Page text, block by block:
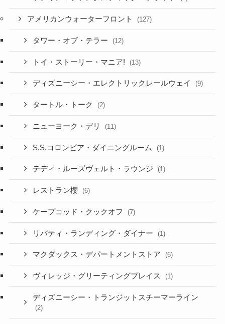
アメリカンウォーターフロント (127)
タワー・オブ・テラー (12)
トイ・ストーリー・マニア! (13)
ディズニーシー・エレクトリックレールウェイ (9)
タートル・トーク (2)
ニューヨーク・デリ (11)
S.S.コロンビア・ダイニングルーム (1)
テディ・ルーズヴェルト・ラウンジ (1)
レストラン櫻 (6)
ケープコッド・クックオフ (7)
リバティ・ランディング・ダイナー (1)
マクダックス・デパートメントストア (6)
ヴィレッジ・グリーティングプレイス (1)
ディズニーシー・トランジットスチーマーライン
(2)